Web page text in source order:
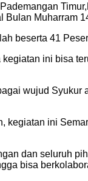
Bulan Muharram
beserta 41
ini bisa
wujud Syukur
kegiatan ini
dan seluruh
bisa